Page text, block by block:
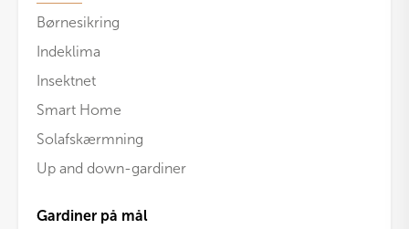
Børnesikring
Indeklima
Insektnet
Smart Home
Solafskærmning
Up and down-gardiner
Gardiner på mål